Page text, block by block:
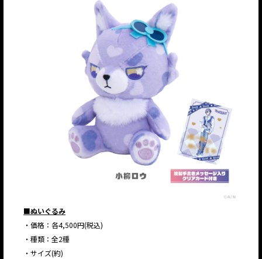
■ぬいぐるみ
・価格：各4,500円(税込)
・種類：全2種
・サイズ(約)